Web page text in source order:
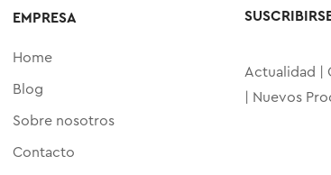
EMPRESA
Home
Blog
Sobre nosotros
Contacto
Actualidad |
| Nuevos